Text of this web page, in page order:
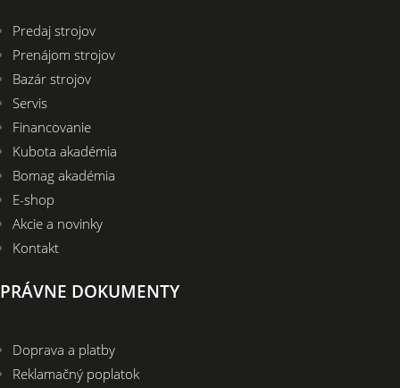
Predaj strojov
Prenájom strojov
Bazár strojov
Servis
Financovanie
Kubota akadémia
Bomag akadémia
E-shop
Akcie a novinky
Kontakt
PRÁVNE DOKUMENTY
Doprava a platby
Reklamačný poplatok